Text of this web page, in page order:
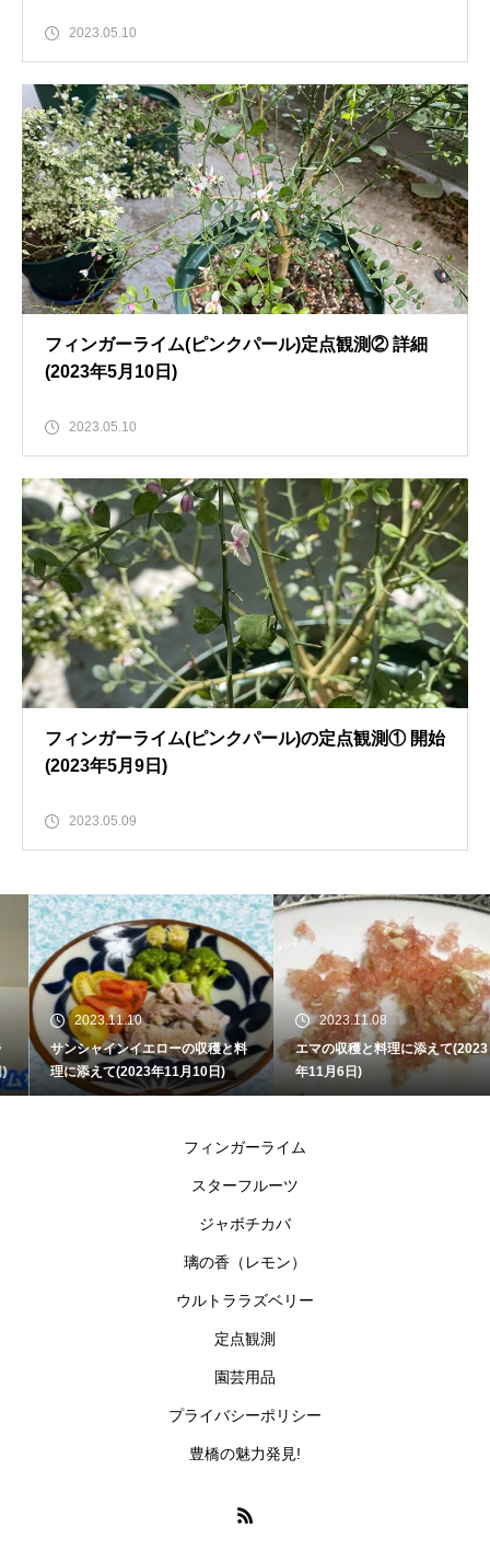
2023.05.10
フィンガーライム(ピンクパール)定点観測② 詳細
(2023年5月10日)
2023.05.10
フィンガーライム(ピンクパール)の定点観測① 開始
(2023年5月9日)
2023.05.09
2023.11.10
サンシャインイエローの収穫と料
理に添えて(2023年11月10日)
2023.11.08
エマの収穫と料理に添えて(2023
年11月6日)
フィンガーライム
スターフルーツ
ジャボチカバ
璃の香（レモン）
ウルトララズベリー
定点観測
園芸用品
プライバシーポリシー
豊橋の魅力発見!